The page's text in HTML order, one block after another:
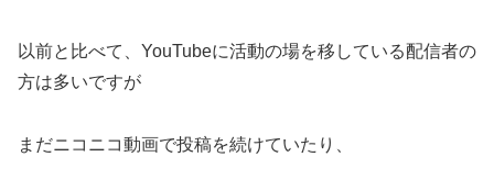
以前と比べて、YouTubeに活動の場を移している配信者の
方は多いですが
まだニコニコ動画で投稿を続けていたり、